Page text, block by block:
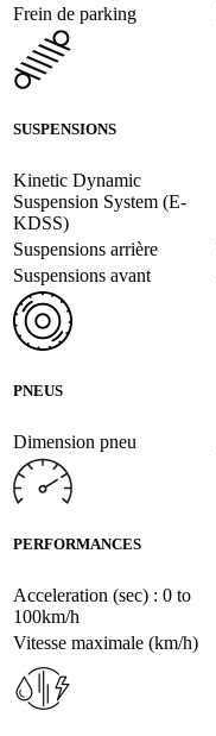
Frein de parking
SUSPENSIONS
Kinetic Dynamic
Suspension System (E-
KDSS)
Suspensions arrière
Suspensions avant
PNEUS
Dimension pneu
PERFORMANCES
Acceleration (sec) : 0 to
100km/h
Vitesse maximale (km/h)